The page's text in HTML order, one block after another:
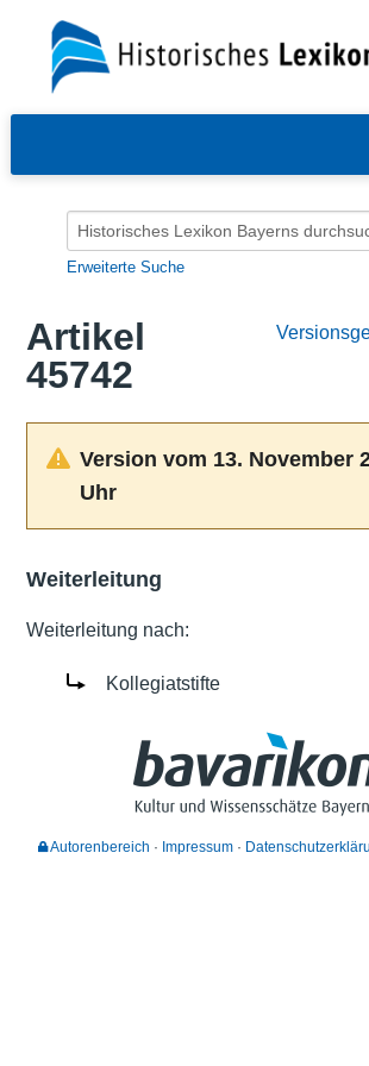
Erweiterte Suche
Artikel
45742
Version vom 13. November
Uhr
Weiterleitung
Weiterleitung nach:
Kollegiatstifte
Autorenbereich Impressum